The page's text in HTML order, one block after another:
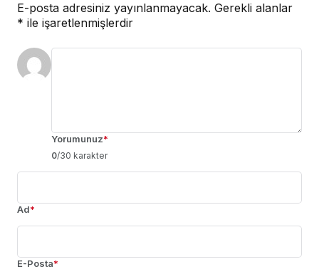
E-posta adresiniz yayınlanmayacak. Gerekli alanlar
* ile işaretlenmişlerdir
Yorumunuz*
0/30 karakter
Ad*
E-Posta*